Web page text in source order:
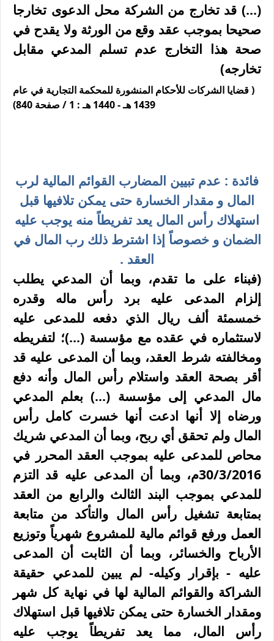
(...) قد تخارج من الشركة محل الدعوى تخارجا
صحيحا بموجب عقد وقع من الورثة ولا يقدح في
صحة هذا التخارج عدم تسلم المدعي مقابل
تخارجه)
( قضايا الشركات للأحكام المنشورة للمحكمة التجارية في عام
1439 هـ - 1440 هـ : 1 / صفحة 840)
فائدة : عدم تبيين المضارب القوائم المالية لرب
المال و مقدار الخسارة حتى يمكن تلافيها قبل
استهلاك رأس المال يعد تفريطاً منه يوجب عليه
الضمان و خصوصاً إذا اشترط ذلك رب المال في
العقد .
(فبناء على ما تقدم، وبما أن المدعي يطلب
إلزام المدعى عليه برد رأس ماله وقدره
خمسمئة ألف ريال الذي دفعه للمدعى عليه
لاستثماره في عقده مع مؤسسة (...)؛ لتفريطه
ومخالفته شرط العقد، وبما أن المدعى عليه قد
أقر بصحة العقد واستلام رأس المال وأنه دفع
مال المدعي إلى مؤسسة (...) بعلم المدعي
ورضاه إلا أنها ادعت أنها خسرت کامل رأس
المال ولم تحقق أي ربح، وبما أن المدعي شريك
محاص للمدعى عليه بموجب العقد المحرر في
30/3/2016م
، وبما أن المدعى عليه قد التزم
للمدعي بموجب البند الثالث والرابع من العقد
بمتابعة تشغيل رأس المال والتأكد من متابعة
العمل ورفع قوائم مالية للمشروع شهرياً وتوزيع
الأرباح والخسائر، وبما أن الثابت أن المدعى
عليه - بإقرار وكيله- لم يبين للمدعي حقيقة
الشراكة والقوائم المالية لها في نهاية كل شهر
ومقدار الخسارة حتى يمكن تلافيها قبل استهلاك
رأس المال، مما يعد تفريطاً يوجب عليه